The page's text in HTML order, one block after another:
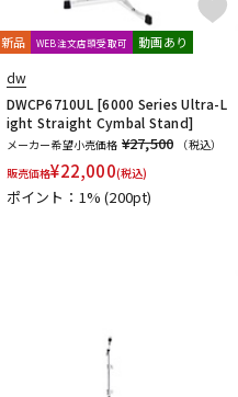
新品 WEB注文店頭受取可 動画あり
dw
DWCP6710UL [6000 Series Ultra-L
ight Straight Cymbal Stand]
メーカー希望小売価格 ¥27,500
（税込）
販売価格¥22,000(税込)
ポイント：1%(200pt)